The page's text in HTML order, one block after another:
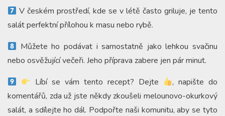
V českém prostředí, kde se v létě často griluje, je tento
salát perfektní přílohou k masu nebo rybě.
Můžete ho podávat i samostatně jako lehkou svačinu
nebo osvěžující večeři. Jeho příprava zabere jen pár minut.
Líbí se vám tento recept? Dejte
, napište do
komentářů, zda už jste někdy zkoušeli melounovo-okurkový
salát, a sdílejte ho dál. Podpořte naši komunitu, aby se tyto